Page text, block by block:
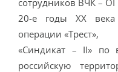
сотрудников ВЧК –
20-е годы XX
операции «Трест»,
«Синдикат – II» по
российскую